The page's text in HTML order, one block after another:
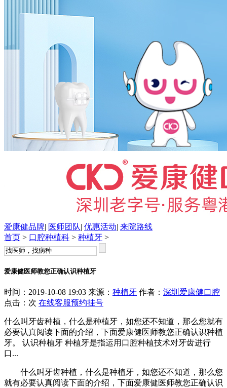
爱康健品牌| 医师团队| 优惠活动| 来院路线
首页 > 口腔种植科 > 种植牙 >
爱康健医师教您正确认识种植牙
时间：2019-10-08 19:03 来源： 种植牙 作者： 深圳爱康健口腔
点击： 次 在线客服预约挂号
什么叫牙齿种植，什么是种植牙，如您还不知道，那么您就有
必要认真阅读下面的介绍，下面爱康健医师教您正确认识种植
牙。 认识种植牙 种植牙是指运用口腔种植技术对牙齿进行
口...
什么叫牙齿种植，什么是种植牙，如您还不知道，那么您
就有必要认真阅读下面的介绍，下面爱康健医师教您正确认识